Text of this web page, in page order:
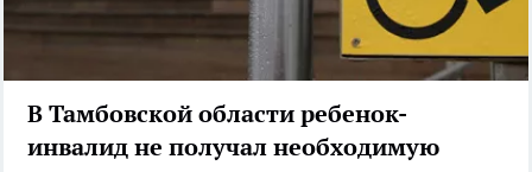
В Тамбовской области ребенок-
инвалид не получал необходимую